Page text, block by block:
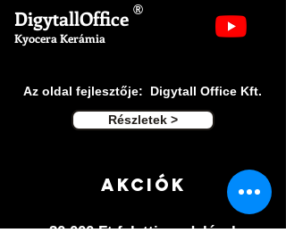
®
DigytallOffice
Kyocera Kerámia
Az oldal fejlesztője: Digytall Office Kft.
Részletek >
Akciók
30.000 Ft feletti rendelések